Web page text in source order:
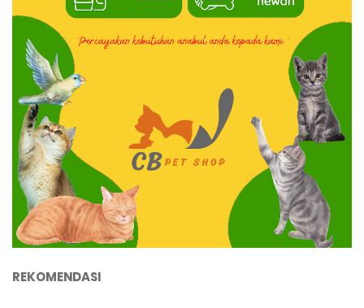
REKOMENDASI